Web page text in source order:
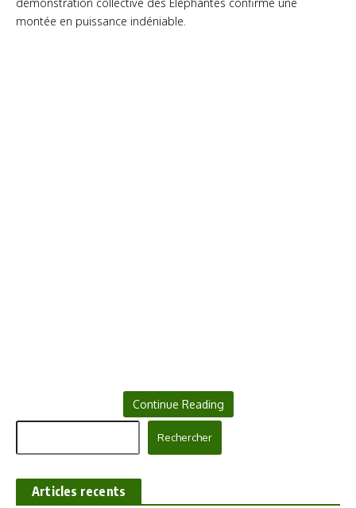
montée en puissance indéniable.
Continue Reading
Rechercher
Articles recents